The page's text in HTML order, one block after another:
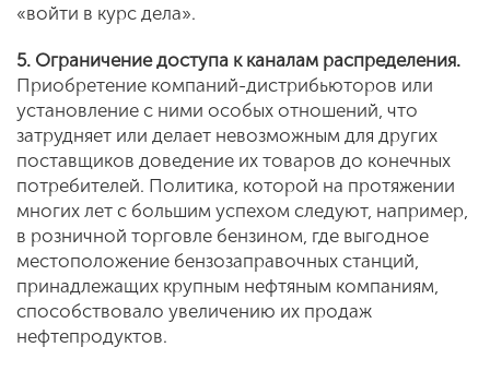
«войти в курс дела».
5. Ограничение доступа к каналам распределения.
Приобретение компаний-дистрибьюторов или
установление с ними особых отношений, что
затрудняет или делает невозможным для других
поставщиков доведение их товаров до конечных
потребителей. Политика, которой на протяжении
многих лет с большим успехом следуют, например,
в розничной торговле бензином, где выгодное
местоположение бензозаправочных станций,
принадлежащих крупным нефтяным компаниям,
способствовало увеличению их продаж
нефтепродуктов.